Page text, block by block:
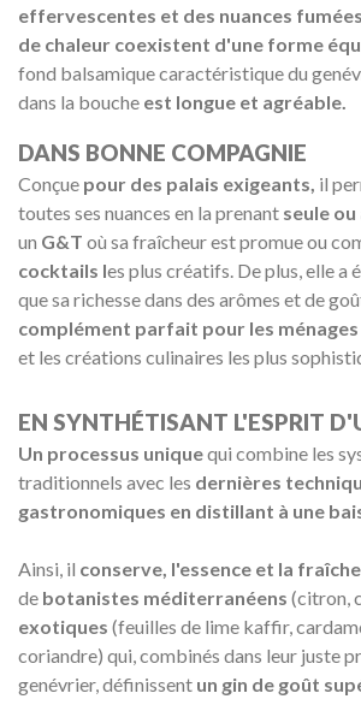
effervescentes et des nuances
de chaleur coexistent d'une forme
fond balsamique caractéristique du
dans la bouche est longue et agréable.
DANS BONNE COMPAGNIE
Conçue pour des palais exigeants, il
toutes ses nuances en la prenant seule ou
un G&T où sa fraîcheur est promue ou
cocktails les plus créatifs. De plus, elle a
que sa richesse dans des arômes et de
complément parfait pour les
et les créations culinaires les plus
EN SYNTHÉTISANT L'ESPRIT
Un processus uniquequi combine les
traditionnels avec les dernières
gastronomiques en distillant à une
Ainsi, il conserve, l'essence et la
de botanistes méditerranéens (citron,
exotiques (feuilles de lime kaffir,
coriandre) qui, combinés dans leur juste
genévrier, définissent un gin de goût